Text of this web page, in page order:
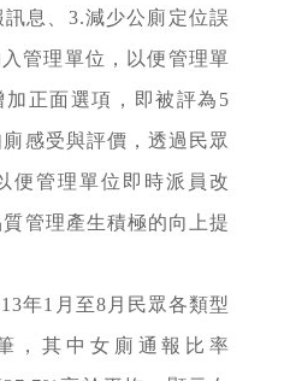
息、3.減少公廁定位誤
管理單位，以便管理單
正面選項，即被評為5
感受與評價，透過民眾
便管理單位即時派員改
管理產生積極的向上提
年1月至8月民眾各類型
，其中女廁通報比率